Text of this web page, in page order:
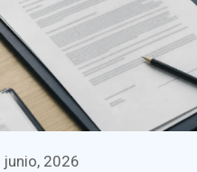
junio, 2026